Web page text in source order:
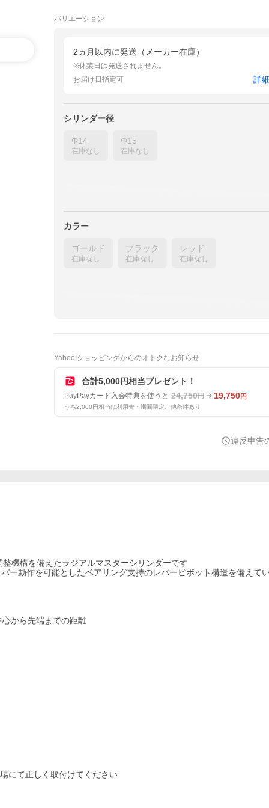
バリエーション
2ヵ月以内に発送（メーカー在庫）
※休業日は発送されません。
お届け日指定可
詳
シリンダー径
Φ14
在庫なし
Φ15
在庫なし
カラー
ゴールド
在庫なし
ブラック
在庫なし
レッド
在庫なし
Yahoo!ショッピングからのオトクなお知らせ
合計5,000円相当プレゼント！
PayPayカード入会特典を使うと 24,750円 19,750円
うち2,000円相当は利用先・期間限定。他条件あり
違反申告
機構を備えたラジアルマスターシリンダーです
ー動作を可能としたベアリング支持のレバーピボット構造を備えて
から先端までの距離
にて正しく取付けてください